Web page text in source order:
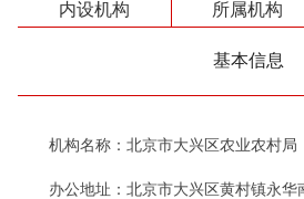
内设机构
所属机构
基本信息
机构名称：北京市大兴区农业农村局
办公地址：北京市大兴区黄村镇永华